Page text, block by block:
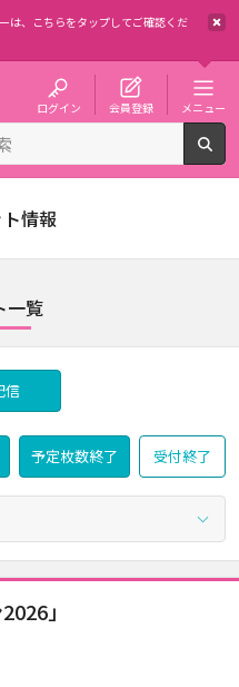
は、
こちらをタップしてご確認くだ
ログイン 会員登録 メニュー
情報
一覧
信
予定枚数終了 受付終了
」